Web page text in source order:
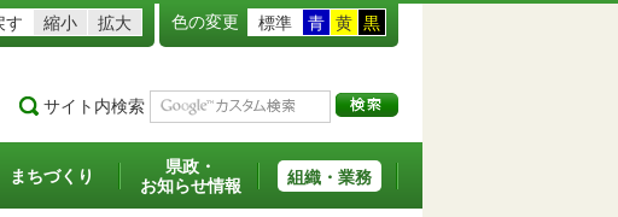
す 縮小 拡大 色の変更 標準 青 黄 黒
サイト内検索
まちづくり
県政・
お知らせ情報
組織・業務